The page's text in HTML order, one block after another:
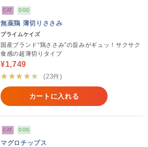
CAT DOG
無薬鶏 薄切りささみ
プライムケイズ
国産ブランド“鶏ささみ”の旨みがギュッ！サクサク
食感の超薄切りタイプ
¥1,749
★★★★★
(23件)
カートに入れる
CAT DOG
マグロチップス